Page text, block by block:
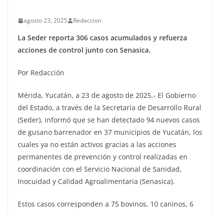
agosto 23, 2025 Redaccion
La Seder reporta 306 casos acumulados y refuerza
acciones de control junto con Senasica.
Por Redacción
Mérida, Yucatán, a 23 de agosto de 2025.- El Gobierno
del Estado, a través de la Secretaría de Desarrollo Rural
(Seder), informó que se han detectado 94 nuevos casos
de gusano barrenador en 37 municipios de Yucatán, los
cuales ya no están activos gracias a las acciones
permanentes de prevención y control realizadas en
coordinación con el Servicio Nacional de Sanidad,
Inocuidad y Calidad Agroalimentaria (Senasica).
Estos casos corresponden a 75 bovinos, 10 caninos, 6